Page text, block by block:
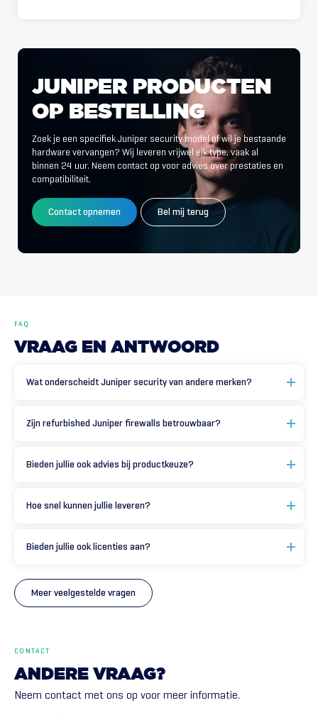
JUNIPER PRODUCTEN
OP BESTELLING
Zoek je een specifiek Juniper security model of wil je bestaande
hardware vervangen? Wij leveren vrijwel elk type, vaak al
binnen 24 uur. Neem contact op voor advies over prestaties en
compatibiliteit.
Contact opnemen Bel mij terug
FAQ
VRAAG EN ANTWOORD
Wat onderscheidt Juniper security van andere merken?
Zijn refurbished Juniper firewalls betrouwbaar?
Bieden jullie ook advies bij productkeuze?
Hoe snel kunnen jullie leveren?
Bieden jullie ook licenties aan?
Meer veelgestelde vragen
CONTACT
ANDERE VRAAG?
Neem contact met ons op voor meer informatie.